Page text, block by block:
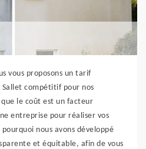
vous proposons un tarif
compétitif pour nos
que le coût est un facteur
entreprise pour réaliser vos
nous avons développé
et équitable, afin de vous